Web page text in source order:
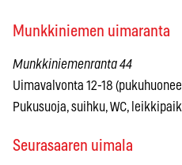
Munkkiniemen uimaranta
Munkkiniemenranta 44
Uimavalvonta 12-18
Pukusuoja, suihku, WC,
Seurasaaren uimala